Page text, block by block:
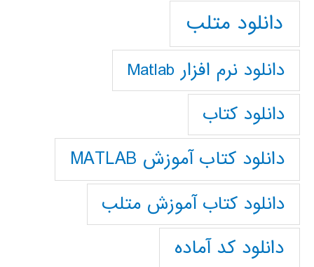
دانلود متلب
دانلود نرم افزار Matlab
دانلود کتاب
دانلود کتاب آموزش MATLAB
دانلود کتاب آموزش متلب
دانلود کد آماده